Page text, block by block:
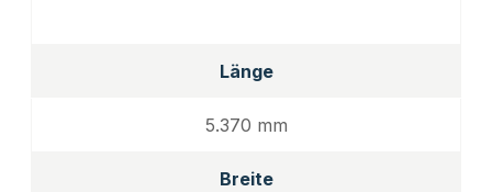
Länge
5.370 mm
Breite